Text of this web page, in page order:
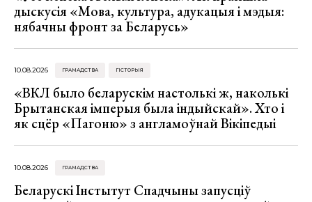
дыскусія «Мова, культура, адукацыя і мэдыя:
нябачны фронт за Беларусь»
10.08.2026 ГРАМАДСТВА ГІСТОРЫЯ
«ВКЛ было беларускім настолькі ж, наколькі
Брытанская імперыя была індыйскай». Хто і
як сцёр «Пагоню» з англамоўнай Вікіпедыі
10.08.2026 ГРАМАДСТВА
Беларускі Інстытут Спадчыны запусціў